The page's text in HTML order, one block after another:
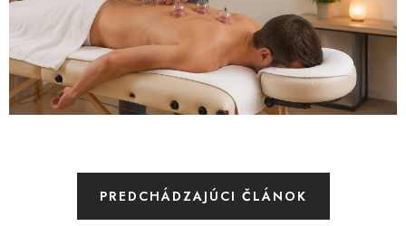
PREDCHÁDZAJÚCI ČLÁNOK